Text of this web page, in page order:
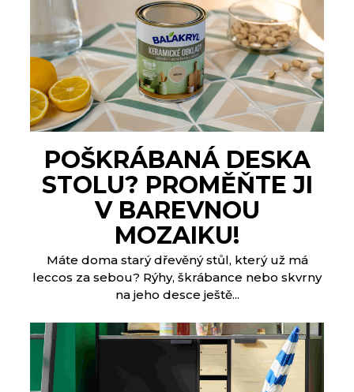
POŠKRÁBANÁ DESKA
STOLU? PROMĚŇTE JI
V BAREVNOU
MOZAIKU!
Máte doma starý dřevěný stůl, který už má
leccos za sebou? Rýhy, škrábance nebo skvrny
na jeho desce ještě...